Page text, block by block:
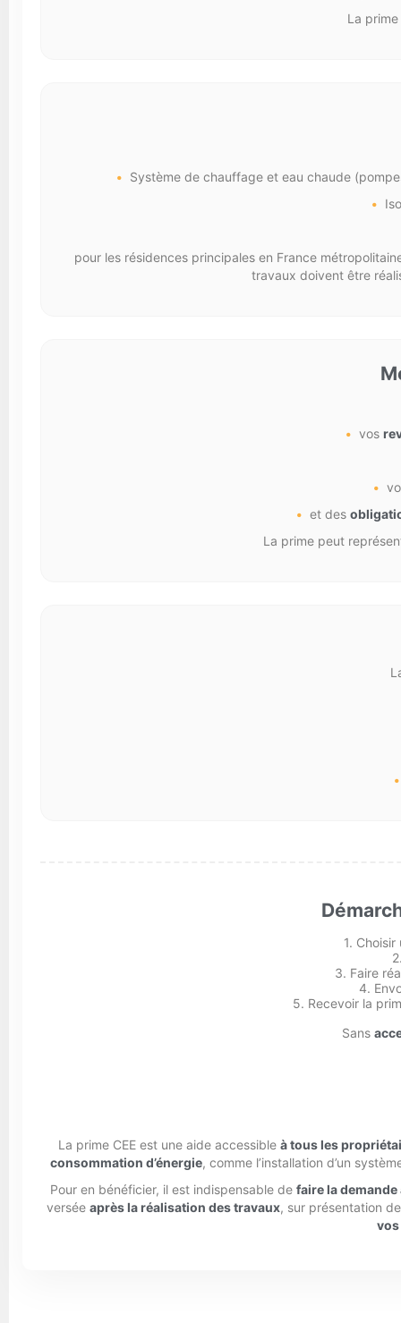
La
Système de chauffage et eau chaude
pour les résidences principales en France
travaux doivent être
vos
et des
La prime peut
1.
3. Faire
4.
5. Recevoir la
Sans
La prime CEE est une aide accessible à tous les
consommation d’énergie, comme l’installation d’un
Pour en bénéficier, il est indispensable de faire la
versée après la réalisation des travaux, sur présentation